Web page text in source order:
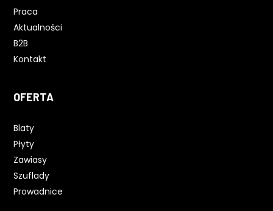
Praca
Aktualności
B2B
Kontakt
OFERTA
Blaty
Płyty
Zawiasy
Szuflady
Prowadnice